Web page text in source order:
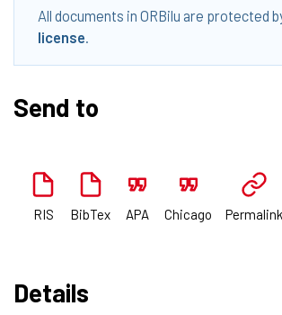
All documents in ORBilu are protected
license.
Send to
RIS BibTex APA Chicago Permalink
Details